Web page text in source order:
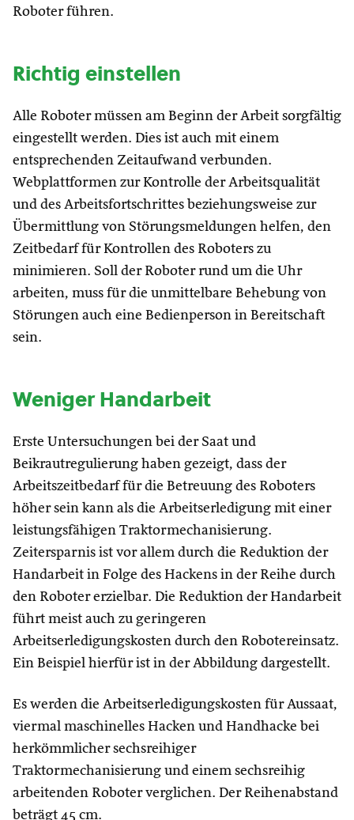
Roboter führen.
Richtig einstellen
Alle Roboter müssen am Beginn der Arbeit sorgfältig
eingestellt werden. Dies ist auch mit einem
entsprechenden Zeitaufwand verbunden.
Webplattformen zur Kontrolle der Arbeitsqualität
und des Arbeitsfortschrittes beziehungsweise zur
Übermittlung von Störungsmeldungen helfen, den
Zeitbedarf für Kontrollen des Roboters zu
minimieren. Soll der Roboter rund um die Uhr
arbeiten, muss für die unmittelbare Behebung von
Störungen auch eine Bedienperson in Bereitschaft
sein.
Weniger Handarbeit
Erste Untersuchungen bei der Saat und
Beikrautregulierung haben gezeigt, dass der
Arbeitszeitbedarf für die Betreuung des Roboters
höher sein kann als die Arbeitserledigung mit einer
leistungsfähigen Traktormechanisierung.
Zeitersparnis ist vor allem durch die Reduktion der
Handarbeit in Folge des Hackens in der Reihe durch
den Roboter erzielbar. Die Reduktion der Handarbeit
führt meist auch zu geringeren
Arbeitserledigungskosten durch den Robotereinsatz.
Ein Beispiel hierfür ist in der Abbildung dargestellt.
Es werden die Arbeitserledigungskosten für Aussaat,
viermal maschinelles Hacken und Handhacke bei
herkömmlicher sechsreihiger
Traktormechanisierung und einem sechsreihig
arbeitenden Roboter verglichen. Der Reihenabstand
beträgt 45 cm.